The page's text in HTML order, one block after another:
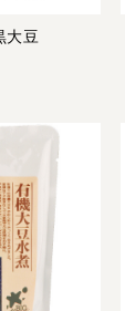
大豆